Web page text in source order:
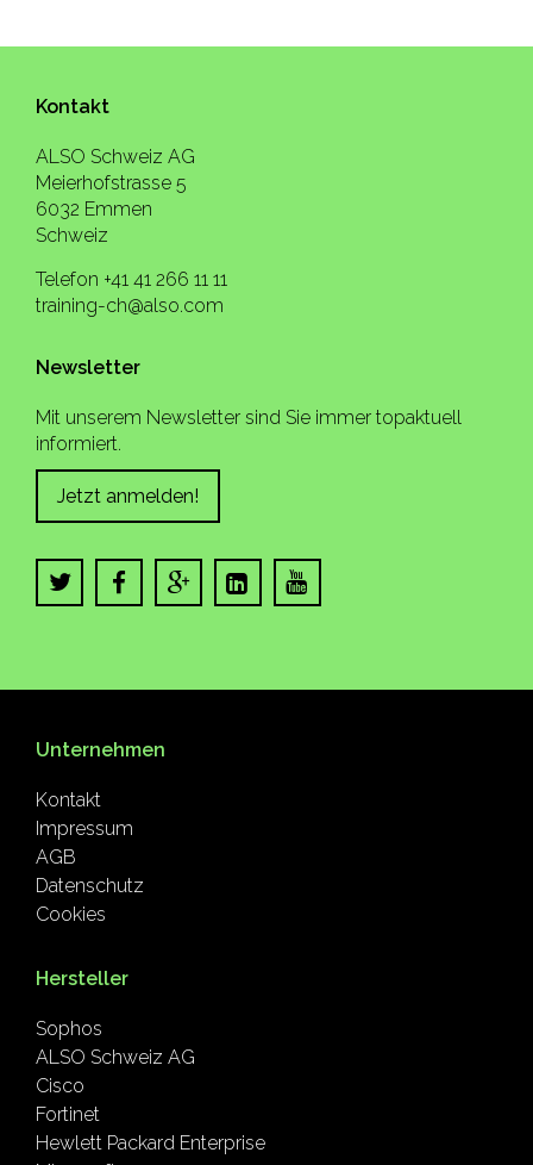
Kontakt
ALSO Schweiz AG
Meierhofstrasse 5
6032 Emmen
Schweiz
Telefon +41 41 266 11 11
training-ch@also.com
Newsletter
Mit unserem Newsletter sind Sie immer topaktuell
informiert.
Jetzt anmelden!
Unternehmen
Kontakt
Impressum
AGB
Datenschutz
Cookies
Hersteller
Sophos
ALSO Schweiz AG
Cisco
Fortinet
Hewlett Packard Enterprise